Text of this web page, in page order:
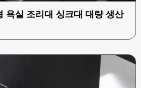
욕실 조리대 싱크대 대량 생산